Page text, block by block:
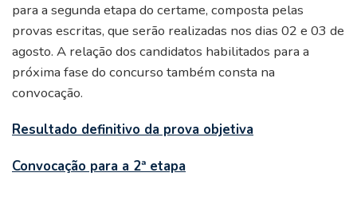
para a segunda etapa do certame, composta pelas
provas escritas, que serão realizadas nos dias 02 e 03 de
agosto. A relação dos candidatos habilitados para a
próxima fase do concurso também consta na
convocação.
Resultado definitivo da prova objetiva
Convocação para a 2ª etapa